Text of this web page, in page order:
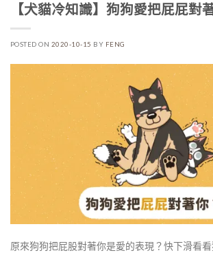
【犬貓冷知識】狗狗愛把屁屁對
POSTED ON 2020-10-15 BY FENG
原來狗狗把屁股對著你是愛的表現 ？快下滑看